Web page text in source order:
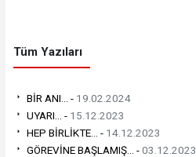
Tüm Yazıları
BİR ANI... - 19.02.2024
UYARI... - 15.12.2023
HEP BİRLİKTE... - 14.12.2023
GÖREVİNE BAŞLAMIŞ... -03.12.2023